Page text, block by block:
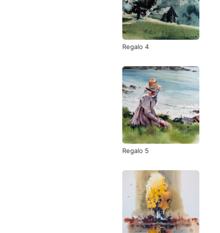
Regalo 4
Regalo 5